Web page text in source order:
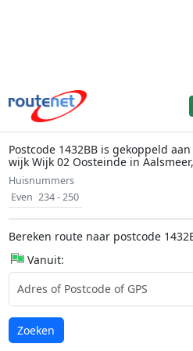
Postcode 1432BB is gekoppeld
wijk Wijk 02 Oosteinde in
Huisnummers
Even 234 - 250
Bereken route naar postcode
Vanuit:
Laden...
Zoeken